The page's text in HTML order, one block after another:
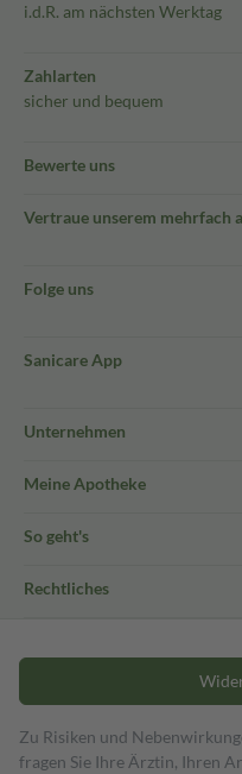
i.d.R. am nächsten Werktag
Zahlarten
sicher und bequem
Bewerte uns
Vertraue unserem mehrfach
Folge uns
Sanicare App
Unternehmen
Meine Apotheke
So geht's
Rechtliches
Zu Risiken und
fragen Sie Ihre Ärztin, Ihren